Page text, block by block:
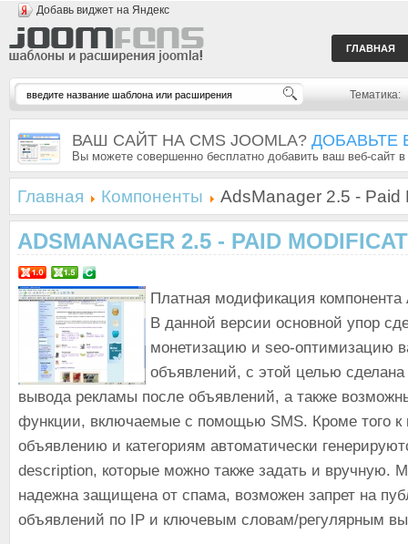
Добавь виджет на Яндекс
ГЛАВНАЯ
Тематика:
ВАШ САЙТ НА CMS JOOMLA? ДОБАВЬТЕ
Вы можете совершенно бесплатно добавить ваш веб-сайт
Главная Компоненты AdsManager 2.5 - Paid
ADSMANAGER 2.5 - PAID
Платная модификация компонента
В данной версии основной упор
монетизацию и seo-оптимизацию
объявлений, с этой целью
вывода рекламы после объявлений, а также
функции, включаемые с помощью SMS. Кроме того к
объявлению и категориям автоматически
description, которые можно также задать и вручную.
надежна защищена от спама, возможен запрет на
объявлений по IP и ключевым словам/регулярным